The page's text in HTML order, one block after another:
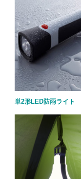
単2形LED防雨ライト